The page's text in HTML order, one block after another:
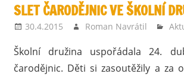
SLET ČARODĚJNIC VE ŠKOLNÍ
30.4.2015 Roman Navrátil
Školní družina uspořádala 24.
čarodějnic. Děti si zasoutěžily a za